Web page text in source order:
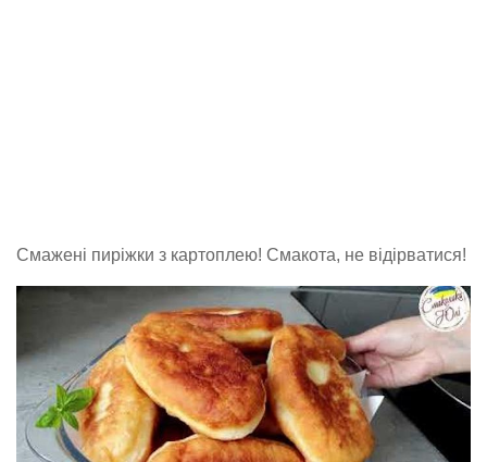
Смажені пиріжки з картоплею! Смакота, не відірватися!